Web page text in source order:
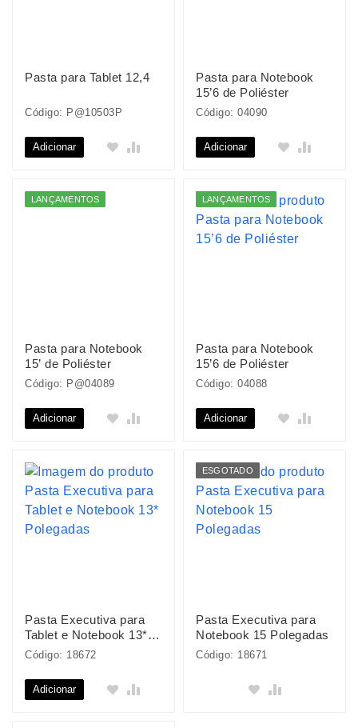
Pasta para Tablet 12,4
Código: P@10503P
Adicionar
Pasta para Notebook
15’6 de Poliéster
Código: 04090
Adicionar
LANÇAMENTOS
Pasta para Notebook
15’ de Poliéster
Código: P@04089
Adicionar
LANÇAMENTOS
Pasta para Notebook
15’6 de Poliéster
Código: 04088
Adicionar
Pasta Executiva para
Tablet e Notebook 13*
Polegadas
Código: 18672
Adicionar
ESGOTADO
Pasta Executiva para
Notebook 15 Polegadas
Código: 18671